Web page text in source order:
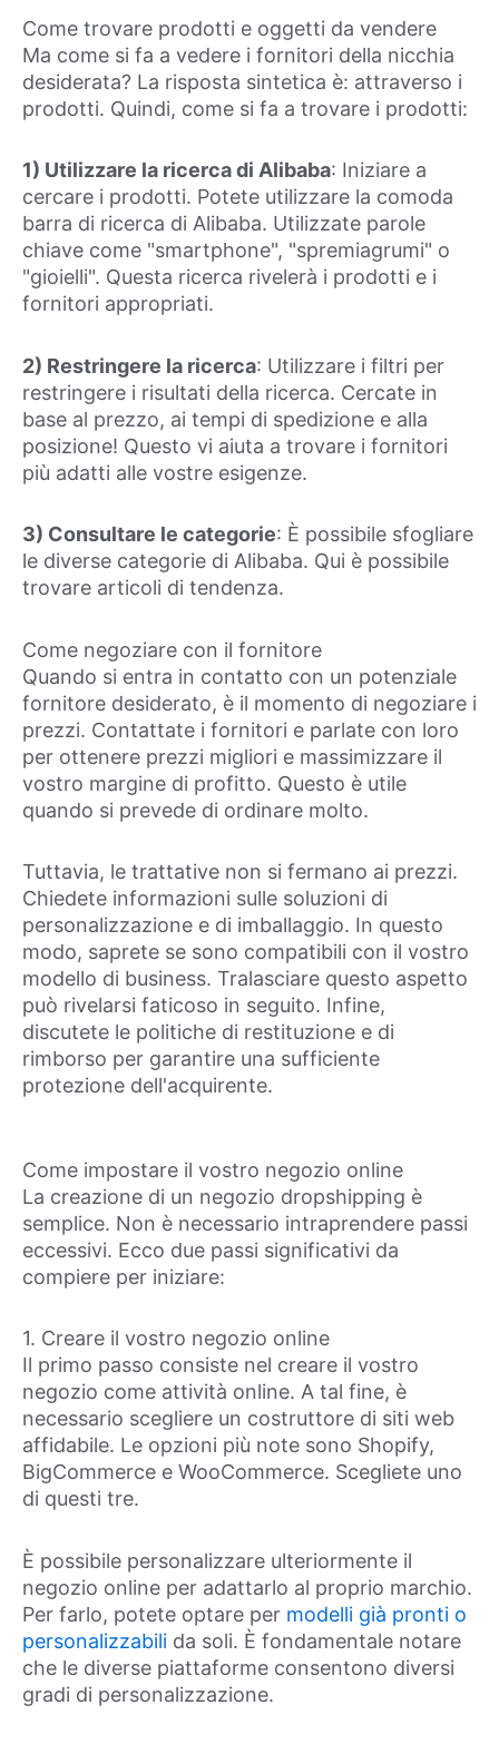
Come trovare prodotti e oggetti da vendere
Ma come si fa a vedere i fornitori della nicchia
desiderata? La risposta sintetica è: attraverso i
prodotti. Quindi, come si fa a trovare i prodotti:
1) Utilizzare la ricerca di Alibaba: Iniziare a
cercare i prodotti. Potete utilizzare la comoda
barra di ricerca di Alibaba. Utilizzate parole
chiave come "smartphone", "spremiagrumi" o
"gioielli". Questa ricerca rivelerà i prodotti e i
fornitori appropriati.
2) Restringere la ricerca: Utilizzare i filtri per
restringere i risultati della ricerca. Cercate in
base al prezzo, ai tempi di spedizione e alla
posizione! Questo vi aiuta a trovare i fornitori
più adatti alle vostre esigenze.
3) Consultare le categorie: È possibile sfogliare
le diverse categorie di Alibaba. Qui è possibile
trovare articoli di tendenza.
Come negoziare con il fornitore
Quando si entra in contatto con un potenziale
fornitore desiderato, è il momento di negoziare i
prezzi. Contattate i fornitori e parlate con loro
per ottenere prezzi migliori e massimizzare il
vostro margine di profitto. Questo è utile
quando si prevede di ordinare molto.
Tuttavia, le trattative non si fermano ai prezzi.
Chiedete informazioni sulle soluzioni di
personalizzazione e di imballaggio. In questo
modo, saprete se sono compatibili con il vostro
modello di business. Tralasciare questo aspetto
può rivelarsi faticoso in seguito. Infine,
discutete le politiche di restituzione e di
rimborso per garantire una sufficiente
protezione dell'acquirente.
Come impostare il vostro negozio online
La creazione di un negozio dropshipping è
semplice. Non è necessario intraprendere passi
eccessivi. Ecco due passi significativi da
compiere per iniziare:
1. Creare il vostro negozio online
Il primo passo consiste nel creare il vostro
negozio come attività online. A tal fine, è
necessario scegliere un costruttore di siti web
affidabile. Le opzioni più note sono Shopify,
BigCommerce e WooCommerce. Scegliete uno
di questi tre.
È possibile personalizzare ulteriormente il
negozio online per adattarlo al proprio marchio.
Per farlo, potete optare per modelli già pronti o
personalizzabili da soli. È fondamentale notare
che le diverse piattaforme consentono diversi
gradi di personalizzazione.